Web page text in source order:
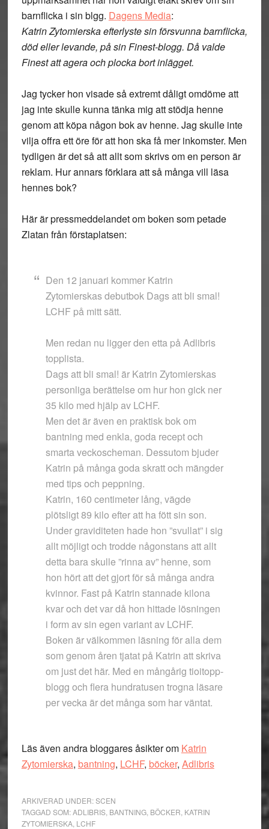
barnflicka i sin blgg. Dagens Media:
Katrin Zytomierska efterlyste sin försvunna barnflicka,
död eller levande, på sin Finest-blogg. Då valde
Finest att agera och plocka bort inlägget.
Jag tycker hon visade så extremt dåligt omdöme att
jag inte skulle kunna tänka mig att stödja henne
genom att köpa någon bok av henne. Jag skulle inte
vilja offra ett öre för att hon ska få mer inkomster. Men
tydligen är det så att allt som skrivs om en person är
reklam. Hur annars förklara att så många vill läsa
hennes bok?
Här är pressmeddelandet om boken som petade
Zlatan från förstaplatsen:
Den 12 januari kommer Katrin
Zytomierskas debutbok Dags att bli smal!
LCHF på mitt sätt.
Men redan nu ligger den etta på Adlibris
topplista.
Dags att bli smal! är Katrin Zytomierskas
personliga berättelse om hur hon gick ner
35 kilo med hjälp av LCHF.
Men det är även en praktisk bok om
bantning med enkla, goda recept och
smarta veckoscheman. Dessutom bjuder
Katrin på många goda skratt och mängder
med tips och peppning.
Katrin, 160 centimeter lång, vägde
plötsligt 89 kilo efter att ha fött sin son.
Under graviditeten hade hon ”svullat” i sig
allt möjligt och trodde någonstans att allt
detta bara skulle ”rinna av” henne, som
hon hört att det gjort för så många andra
kvinnor. Fast på Katrin stannade kilona
kvar och det var då hon hittade lösningen
i form av sin egen variant av LCHF.
Boken är välkommen läsning för alla dem
som genom åren tjatat på Katrin att skriva
om just det här. Med en mångårig tio­i­topp­
blogg och flera hundratusen trogna läsare
per vecka är det många som har väntat.
Läs även andra bloggares åsikter om Katrin
Zytomierska, bantning, LCHF, böcker, Adlibris
ARKIVERAD UNDER:SCEN
TAGGAD SOM:ADLIBRIS, BANTNING, BÖCKER KATRIN
ZYTOMIERSKA, LCHF